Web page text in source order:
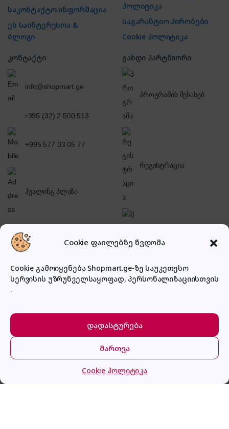
Cookie ფაილებზე წვდომა
Cookie გამოიყენება Shopmart.ge-ზე საუკეთესო
სერვისის უზრუნველსაყოფად, პერსონალიზაციისთვის
.
დადასტურება
მართვა
Cookie პოლიტიკა
საკონტაქტო ინფორმაცია
ეს საინტერესოა &
ბლოგი
პოლიტიკა
საგარანტიო პირობები
Cookie პოლიტიკა
კონტაქტი
info@shopmart.ge
+995 (32) 2 500 513
+995 577 03 05 77
ჰუალინგ პლაზა
გახდი პარტნიორი
პროგრამის შესახებ
რეგისტრაცია
მთავარი კატეგორიები კალათა შესვლა